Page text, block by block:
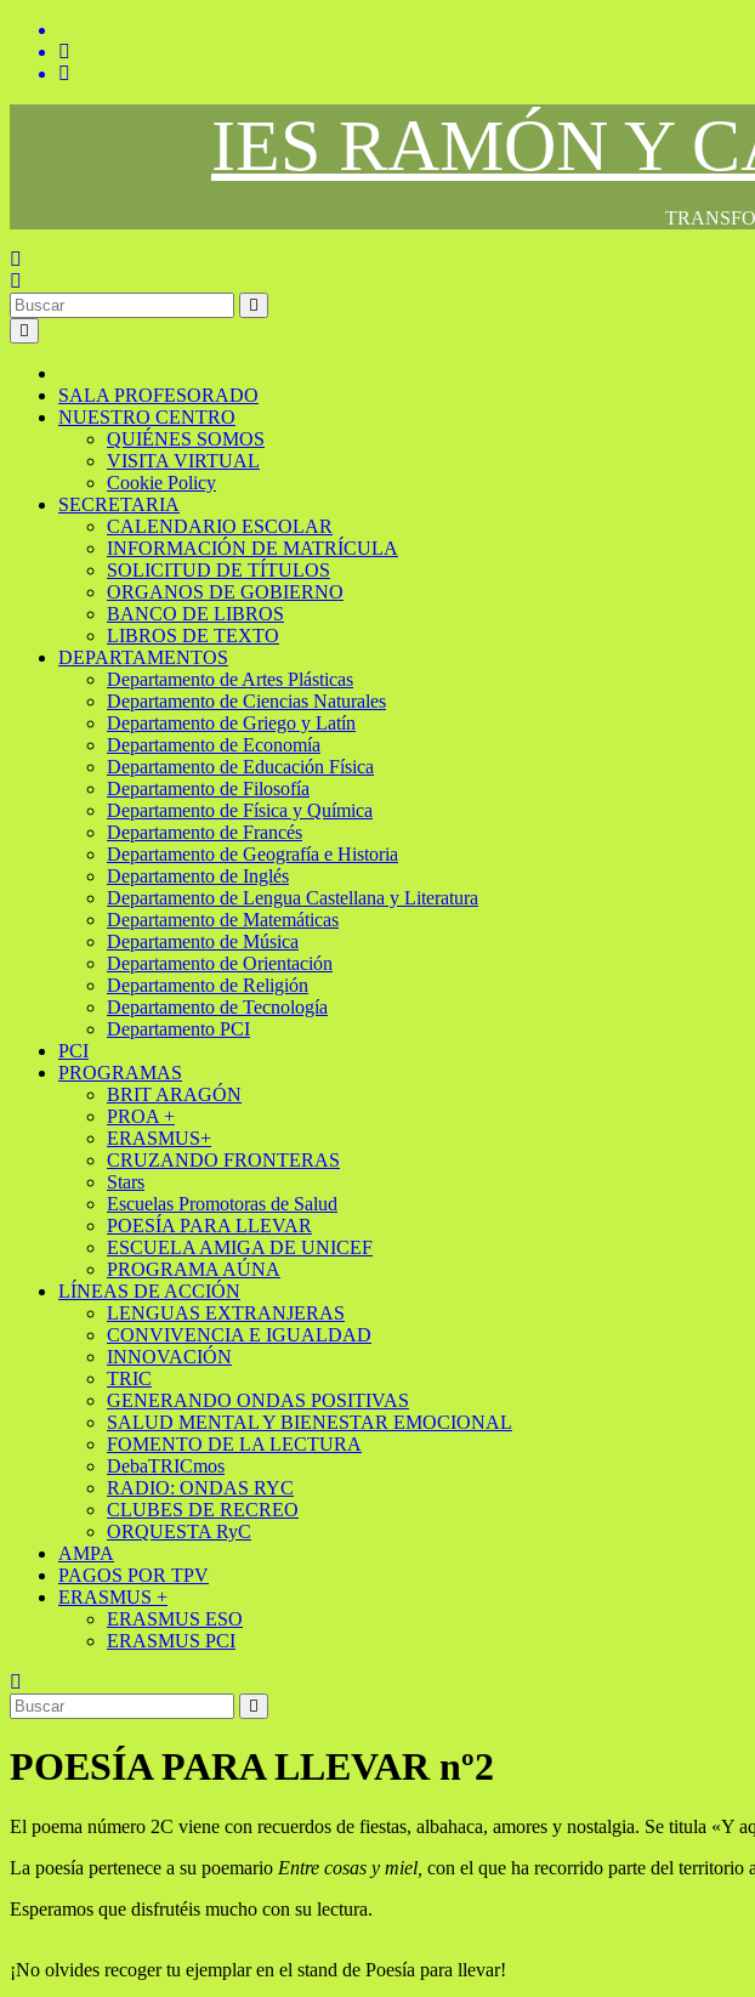
Saltar
contenido
IES RAMÓN Y
SALA PROFESORADO
NUESTRO CENTRO
QUIÉNES SOMOS
VISITA VIRTUAL
Cookie Policy
SECRETARIA
CALENDARIO ESCOLAR
INFORMACIÓN DE MATRÍCULA
SOLICITUD DE TÍTULOS
ORGANOS DE GOBIERNO
BANCO DE LIBROS
LIBROS DE TEXTO
DEPARTAMENTOS
Departamento de Artes Plásticas
Departamento de Ciencias Naturales
Departamento de Griego y Latín
Departamento de Economía
Departamento de Educación Física
Departamento de Filosofía
Departamento de Física y Química
Departamento de Francés
Departamento de Geografía e Historia
Departamento de Inglés
Departamento de Lengua Castellana y Literatura
Departamento de Matemáticas
Departamento de Música
Departamento de Orientación
Departamento de Religión
Departamento de Tecnología
Departamento PCI
PCI
PROGRAMAS
BRIT ARAGÓN
PROA +
ERASMUS+
CRUZANDO FRONTERAS
Stars
Escuelas Promotoras de Salud
POESÍA PARA LLEVAR
ESCUELA AMIGA DE UNICEF
PROGRAMA AÚNA
LÍNEAS DE ACCIÓN
LENGUAS EXTRANJERAS
CONVIVENCIA E IGUALDAD
INNOVACIÓN
TRIC
GENERANDO ONDAS POSITIVAS
SALUD MENTAL Y BIENESTAR EMOCIONAL
FOMENTO DE LA LECTURA
DebaTRICmos
RADIO: ONDAS RYC
CLUBES DE RECREO
ORQUESTA RyC
AMPA
PAGOS POR TPV
ERASMUS +
ERASMUS ESO
ERASMUS PCI
POESÍA PARA LLEVAR nº2
El poema número 2C viene con recuerdos de fiestas, albahaca, amores y nostalgia. Se titula
La poesía pertenece a su poemario Entre cosas y miel, con el que ha recorrido parte del territorio
Esperamos que disfrutéis mucho con su lectura.
¡No olvides recoger tu ejemplar en el stand de Poesía para llevar!